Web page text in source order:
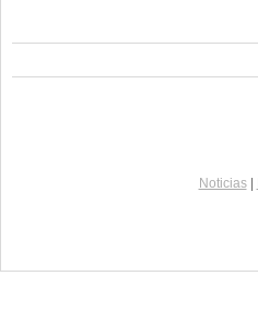
Noticias|